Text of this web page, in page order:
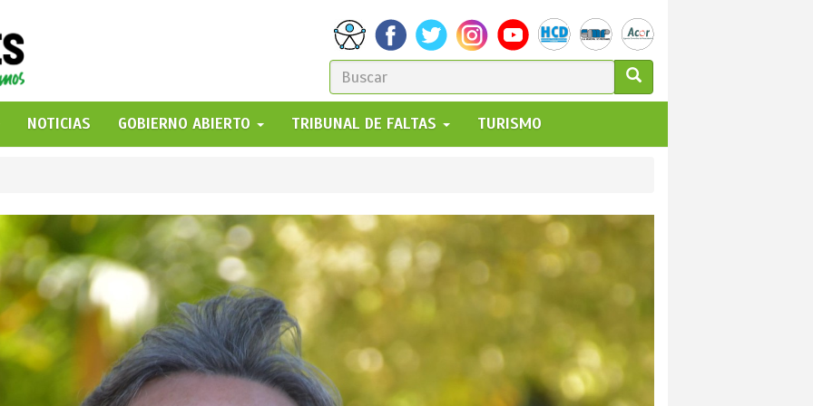
FORMULARIO
DE
BÚSQUEDA
GO!
NOTICIAS GOBIERNO ABIERTO TRIBUNAL DE FALTAS TURISMO